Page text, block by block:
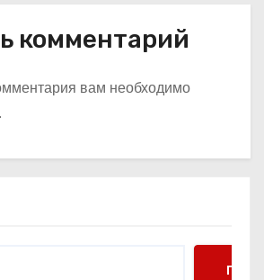
комментарий
вам необходимо
.
Поиск